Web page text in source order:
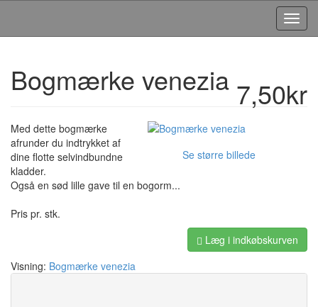
7,50kr
Bogmærke venezia
Se større billede
Med dette bogmærke
afrunder du indtrykket af
dine flotte selvindbundne
kladder.
Også en sød lille gave til en bogorm...
Pris pr. stk.
Læg i indkøbskurven
Visning: Bogmærke venezia